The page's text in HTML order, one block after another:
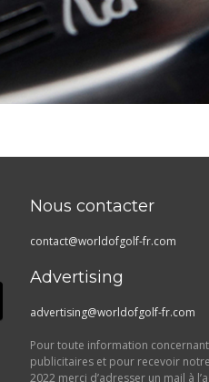
Nous contacter
contact@worldofgolf-fr.com
Advertising
advertising@worldofgolf-fr.com
Pour toute information
publicitaires et pour recevoir
2022 merci d’adresser un mail à